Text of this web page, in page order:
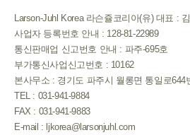
Larson-Juhl Korea 라슨쥴코리아(유) 대표 :
사업자 등록번호 안내 : 128-81-22989
통신판매업 신고번호 안내 : 파주-695호
부가통신사업신고번호 : 10162
본사무소 : 경기도 파주시 월롱면 통일로644
TEL : 031-941-9884
FAX : 031-941-9883
E-mail : ljkorea@larsonjuhl.com